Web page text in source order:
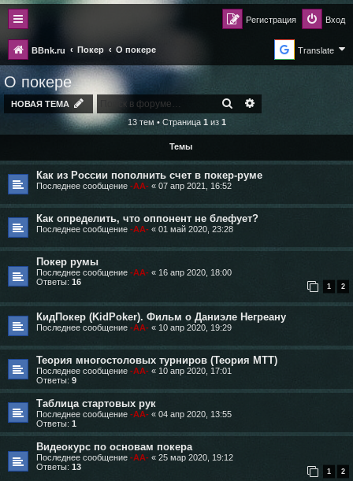
Вход
Регистрация
BBnk.ru Покер О покере Translate
О покере
НОВАЯ ТЕМА ПОИСК
13 тем • Страница 1 из 1
Темы
Как из России пополнить счет в покер-руме
Последнее сообщение -AA- « 07 апр 2021, 16:52
Как определить, что оппонент не блефует?
Последнее сообщение -AA- « 01 май 2020, 23:28
Покер румы
Последнее сообщение -AA- « 16 апр 2020, 18:00
Ответы: 16 1 2
КидПокер (KidPoker). Фильм о Даниэле Негреану
Последнее сообщение -AA- « 10 апр 2020, 19:29
Теория многостоловых турниров (Теория МТТ)
Последнее сообщение -AA- « 10 апр 2020, 17:01
Ответы: 9
Таблица стартовых рук
Последнее сообщение -AA- « 04 апр 2020, 13:55
Ответы: 1
Видеокурс по основам покера
Последнее сообщение -AA- « 25 мар 2020, 19:12
Ответы: 13 1 2